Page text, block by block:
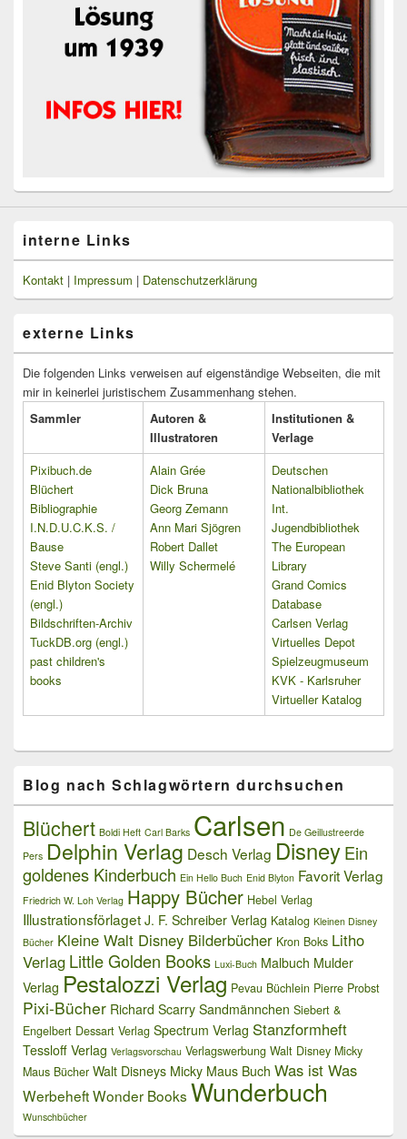
interne Links
Kontakt | Impressum | Datenschutzerklärung
externe Links
Die folgenden Links verweisen auf eigenständige Webseiten, die mit
mir in keinerlei juristischem Zusammenhang stehen.
Sammler
Autoren &
Illustratoren
Institutionen &
Verlage
Pixibuch.de
Blüchert
Bibliographie
I.N.D.U.C.K.S. /
Bause
Steve Santi (engl.)
Enid Blyton Society
(engl.)
Bildschriften-Archiv
TuckDB.org (engl.)
past children's
books
Alain Grée
Dick Bruna
Georg Zemann
Ann Mari Sjögren
Robert Dallet
Willy Schermelé
Deutschen
Nationalbibliothek
Int.
Jugendbibliothek
The European
Library
Grand Comics
Database
Carlsen Verlag
Virtuelles Depot
Spielzeugmuseum
KVK - Karlsruher
Virtueller Katalog
Blog nach Schlagwörtern durchsuchen
Blüchert Boldi Heft Carl Barks Carlsen De Geillustreerde
Pers Delphin Verlag Desch Verlag DisneyEin
goldenes Kinderbuch Ein Hello Buch Enid Blyton Favorit Verlag
Friedrich W. Loh Verlag Happy Bücher Hebel Verlag
Illustrationsförlaget J. F. Schreiber Verlag Katalog Kleinen Disney
Bücher Kleine Walt Disney Bilderbücher Kron Boks Litho
Verlag Little Golden Books Luxi-Buch Malbuch Mulder
Verlag Pestalozzi Verlag Pevau Büchlein Pierre Probst
Pixi-Bücher Richard Scarry Sandmännchen Siebert &
Engelbert Dessart Verlag Spectrum Verlag Stanzformheft
Tessloff Verlag Verlagsvorschau Verlagswerbung Walt Disney Micky
Maus Bücher Walt Disneys Micky Maus Buch Was ist Was
WerbeheftWonder Books Wunderbuch
Wunschbücher